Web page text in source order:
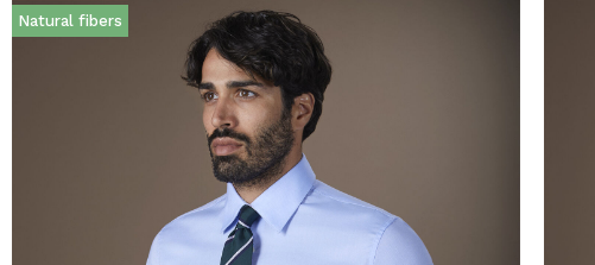
Natural fibers